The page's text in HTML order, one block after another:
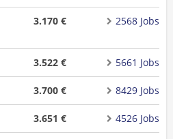
3.170 € 2568 Jobs
3.522 € 5661 Jobs
3.700 € 8429 Jobs
3.651 € 4526 Jobs